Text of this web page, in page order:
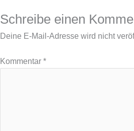
Schreibe einen
Deine E-Mail-Adresse wird nicht
Kommentar *